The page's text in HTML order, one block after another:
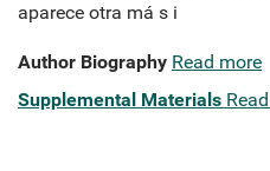
aparece otra má s i
Author Biography Read more
Supplemental Materials